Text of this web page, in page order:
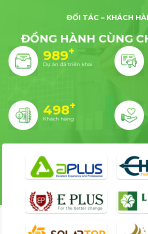
ĐỐI TÁC – KHÁCH
ĐỒNG HÀNH CÙNG
1,000 +
Dự án đã triển khai
500+
Khách hàng